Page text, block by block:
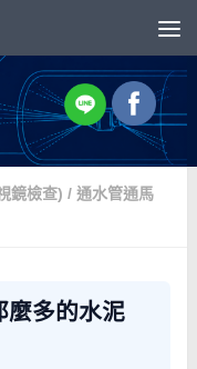
鏡檢查) / 通水管通馬
麼多的水泥